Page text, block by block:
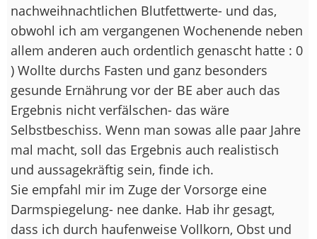
nachweihnachtlichen Blutfettwerte- und das,
obwohl ich am vergangenen Wochenende neben
allem anderen auch ordentlich genascht hatte : 0
) Wollte durchs Fasten und ganz besonders
gesunde Ernährung vor der BE aber auch das
Ergebnis nicht verfälschen- das wäre
Selbstbeschiss. Wenn man sowas alle paar Jahre
mal macht, soll das Ergebnis auch realistisch
und aussagekräftig sein, finde ich.
Sie empfahl mir im Zuge der Vorsorge eine
Darmspiegelung- nee danke. Hab ihr gesagt,
dass ich durch haufenweise Vollkorn, Obst und